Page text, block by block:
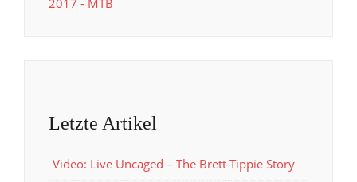
Letzte Artikel
Video: Live Uncaged – The Brett Tippie Story